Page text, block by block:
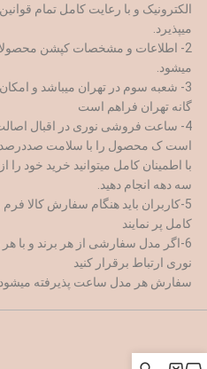
الکترونیک و با رعایت کامل تمام
میپذیرد.
2- اطلاعات و مشخصات کپشن محصولات
میشود.
گانه تهران فراهم است
4- ساعت فروشی نوری در اقبال
است ک محصول را با سلامت
با اطمینان کامل میتوانید خرید خود
سه دهه انجام دهید.
5-کاربران باید هنگام سفارش کالا
کامل پر نمایند
6-اگر مدل سفارشی از هر برند و با
نوری ارتباط برقرار کنید
سفارش هر مدل ساعت پذیرفته میشود.